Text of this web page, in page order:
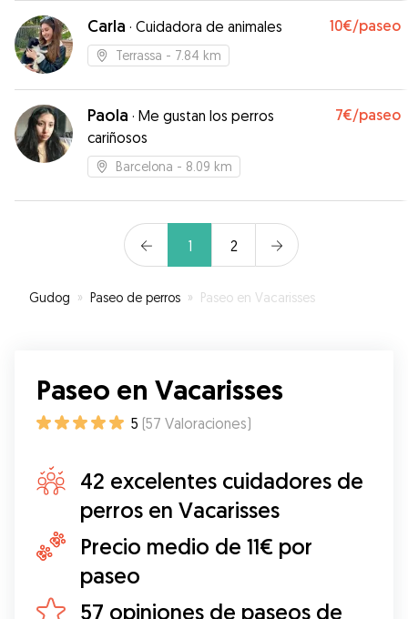
Carla · Cuidadora de animales 10€/paseo
Terrassa - 7.84 km
Paola · Me gustan los perros
cariñosos
7€/paseo
Barcelona - 8.09 km
1 2
Gudog » Paseo de perros » Paseo en Vacarisses
Paseo en Vacarisses
5 (57 Valoraciones)
42 excelentes cuidadores de
perros en Vacarisses
Precio medio de 11€ por
paseo
57 opiniones de paseos de